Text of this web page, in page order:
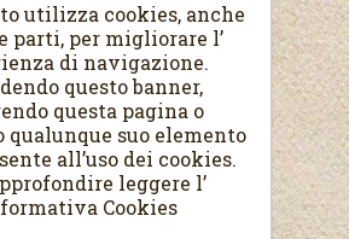
1l confezionata
€17,00
utilizza cookies, anche
parti, per migliorare l’
di navigazione.
questo banner,
questa pagina o
qualunque suo elemento
all’uso dei cookies.
leggere l’
Cookies